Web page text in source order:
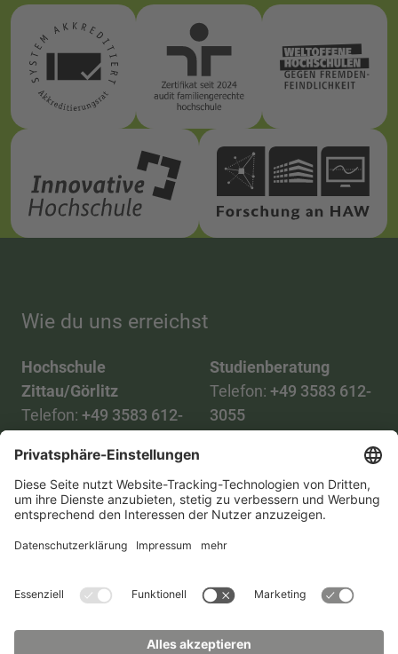
Wie du uns erreichst
Hochschule
Zittau/Görlitz
Telefon: +49 3583 612-
Mail:info(at)hszg.de
Studienberatung
Telefon: +49 3583 612-
3055
Mail:
stud.info(at)hszg.de
TransparenzgesetzKontakt Lageplan
ImpressumBarrierefreiheitPresse